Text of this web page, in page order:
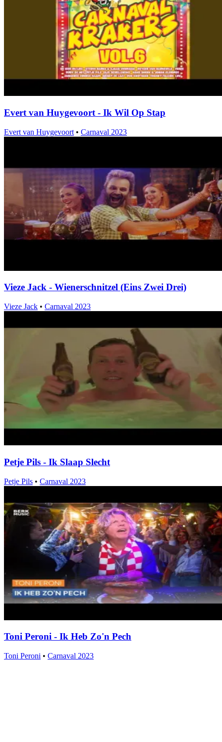
Evert van Huygevoort - Ik Wil Op Stap
Evert van Huygevoort • Carnaval 2023
Vieze Jack - Wienerschnitzel (Eins Zwei Drei)
Vieze Jack • Carnaval 2023
Petje Pils - Ik Slaap Slecht
Petje Pils • Carnaval 2023
Toni Peroni - Ik Heb Zo'n Pech
Toni Peroni • Carnaval 2023